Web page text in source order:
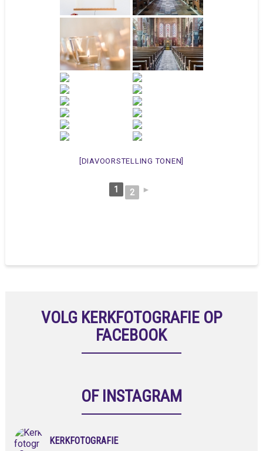
[DIAVOORSTELLING TONEN]
1 2 ►
VOLG KERKFOTOGRAFIE OP
FACEBOOK
OF INSTAGRAM
KERKFOTOGRAFIE